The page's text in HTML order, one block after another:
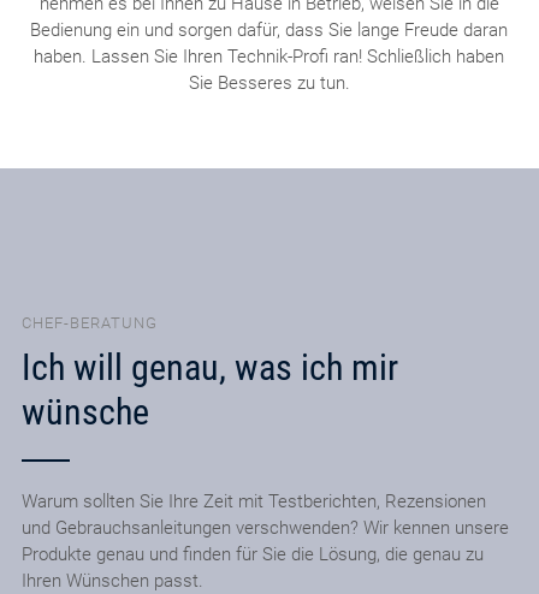
Bedienung ein und sorgen dafür, dass Sie lange Freude daran
haben. Lassen Sie Ihren Technik-Profi ran! Schließlich haben
Sie Besseres zu tun.
CHEF-BERATUNG
Ich will genau, was ich mir
wünsche
Warum sollten Sie Ihre Zeit mit Testberichten, Rezensionen
und Gebrauchsanleitungen verschwenden? Wir kennen unsere
Produkte genau und finden für Sie die Lösung, die genau zu
Ihren Wünschen passt.